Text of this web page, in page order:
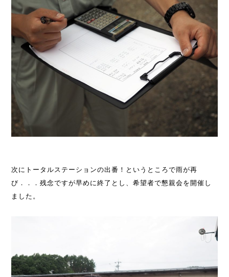
次にトータルステーションの出番！というところで雨が再
び．．．残念ですが早めに終了とし、希望者で懇親会を開催し
ました。